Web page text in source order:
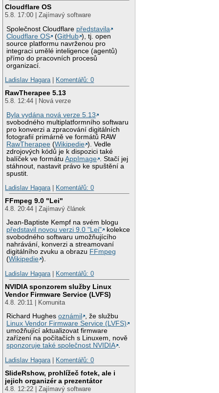
Cloudflare OS
5.8. 17:00 | Zajímavý software
Společnost Cloudflare představila
Cloudflare OS
(GitHub ), tj. open
source platformu navrženou pro
integraci umělé inteligence (agentů)
přímo do pracovních procesů
organizací.
Ladislav Hagara| Komentářů: 0
RawTherapee 5.13
5.8. 12:44 | Nová verze
Byla vydána nová verze 5.13
svobodného multiplatformního softwaru
pro konverzi a zpracování digitálních
fotografií primárně ve formátů RAW
RawTherapee (Wikipedie ). Vedle
zdrojových kódů je k dispozici také
balíček ve formátuAppImage
. Stačí jej
stáhnout, nastavit právo ke spuštění a
spustit.
Ladislav Hagara| Komentářů: 0
FFmpeg 9.0 "Lei"
4.8. 20:44 | Zajímavý článek
Jean-Baptiste Kempf na svém blogu
představil novou verzi 9.0 "Lei"
kolekce
svobodného softwaru umožňujícího
nahrávání, konverzi a streamovaní
digitálního zvuku a obrazu FFmpeg
(Wikipedie ).
Ladislav Hagara| Komentářů: 0
NVIDIA sponzorem služby Linux
Vendor Firmware Service (LVFS)
4.8. 20:11 | Komunita
Richard Hughesoznámil
, že službu
Linux Vendor Firmware Service (LVFS)
umožňující aktualizovat firmware
zařízení na počítačích s Linuxem, nově
sponzoruje také společnost NVIDIA .
Ladislav Hagara| Komentářů: 0
SlideRshow, prohlížeč fotek, ale i
jejich organizér a prezentátor
4.8. 12:22 | Zajímavý software